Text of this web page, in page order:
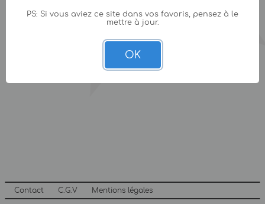
Contact C.G.V Mentions légales
PS: Si vous aviez ce site dans vos favoris, pensez à le
mettre à jour.
OK